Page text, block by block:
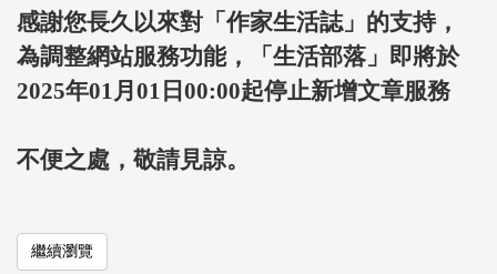
感謝您長久以來對「作家生活誌」的支持，
為調整網站服務功能，「生活部落」即將於
2025年01月01日00:00起停止新增文章服務
不便之處，敬請見諒。
繼續瀏覽